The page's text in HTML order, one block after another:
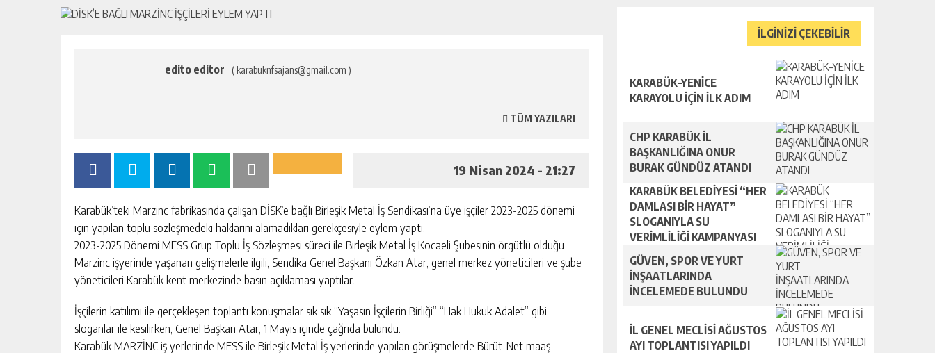
edito editor ( karabuknfsajans@gmail.com )
TÜM YAZILARI
19 Nisan 2024 - 21:27
Karabük’teki Marzinc fabrikasında çalışan DİSK’e bağlı Birleşik Metal İş Sendikası’na üye işçiler 2023-2025 dönemi
için yapılan toplu sözleşmedeki haklarını alamadıkları gerekçesiyle eylem yaptı.
2023-2025 Dönemi MESS Grup Toplu İş Sözleşmesi süreci ile Birleşik Metal İş Kocaeli Şubesinin örgütlü olduğu
Marzinc işyerinde yaşanan gelişmelerle ilgili, Sendika Genel Başkanı Özkan Atar, genel merkez yöneticileri ve şube
yöneticileri Karabük kent merkezinde basın açıklaması yaptılar.
İşçilerin katılımı ile gerçekleşen toplantı konuşmalar sık sık “Yaşasın İşçilerin Birliği” “Hak Hukuk Adalet” gibi
sloganlar ile kesilirken, Genel Başkan Atar, 1 Mayıs içinde çağrıda bulundu.
Karabük MARZİNC iş yerlerinde MESS ile Birleşik Metal İş yerlerinde yapılan görüşmelerde Bürüt-Net maaş
İLGİNİZİ ÇEKEBİLİR
KARABÜK–YENİCE
KARAYOLU İÇİN İLK ADIM
CHP KARABÜK İL
BAŞKANLIĞINA ONUR
BURAK GÜNDÜZ ATANDI
KARABÜK BELEDİYESİ “HER
DAMLASI BİR HAYAT”
SLOGANIYLA SU
VERİMLİLİĞİ KAMPANYASI
BAŞLATTI.
GÜVEN, SPOR VE YURT
İNŞAATLARINDA
İNCELEMEDE BULUNDU
İL GENEL MECLİSİ AĞUSTOS
AYI TOPLANTISI YAPILDI